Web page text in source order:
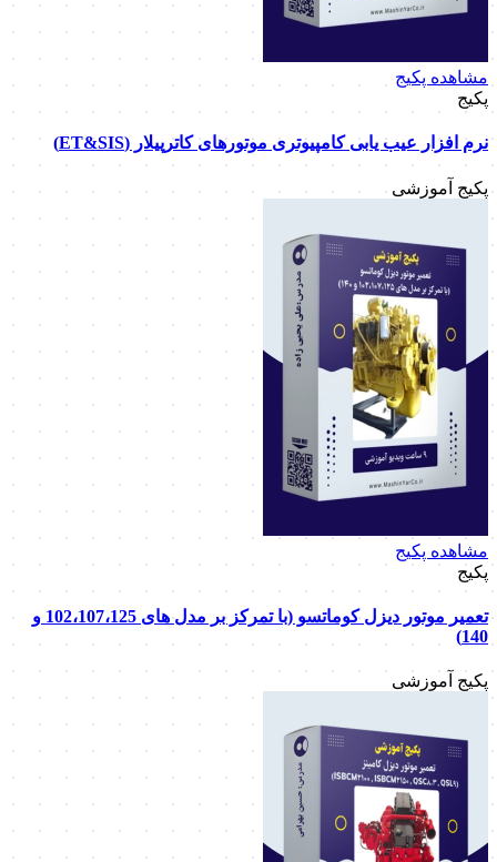
مشاهده پکیج
پکیج
نرم افزار عیب یابی کامپیوتری موتورهای کاترپیلار (ET&SIS)
پکیج آموزشی
مشاهده پکیج
پکیج
تعمیر موتور دیزل کوماتسو (با تمرکز بر مدل های 102،107،125 و
140)
پکیج آموزشی